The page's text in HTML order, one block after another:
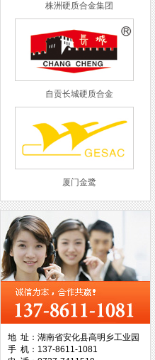
株洲硬质合金集团
自贡长城硬质合金
厦门金鹭
西工集团
地 址：湖南省安化县高明乡工业园
手 机：137-8611-1081